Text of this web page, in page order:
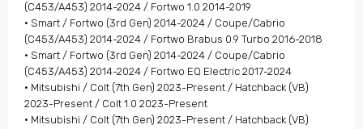
(C453/A453) 2014-2024 / Fortwo 1.0 2014-2019
• Smart / Fortwo (3rd Gen) 2014-2024 / Coupe/Cabrio
(C453/A453) 2014-2024 / Fortwo Brabus 0.9 Turbo 2016-2018
• Smart / Fortwo (3rd Gen) 2014-2024 / Coupe/Cabrio
(C453/A453) 2014-2024 / Fortwo EQ Electric 2017-2024
• Mitsubishi / Colt (7th Gen) 2023-Present / Hatchback (VB)
2023-Present / Colt 1.0 2023-Present
• Mitsubishi / Colt (7th Gen) 2023-Present / Hatchback (VB)